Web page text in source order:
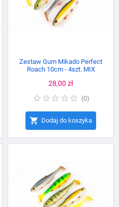
Zestaw Gum Mikado Perfect
Roach 10cm - 4szt. MIX
Cena
28,00 zł
(0)
 Dodaj do koszyka